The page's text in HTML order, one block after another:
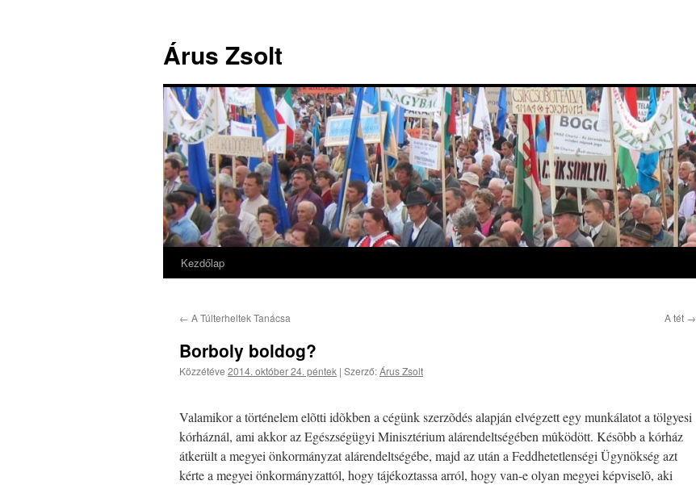
Árus Zsolt
Kilépés
tartalomba
Kezdőlap
← A Túlterheltek Tanácsa A tét →
Borboly boldog?
Közzétéve 2014. október 24. péntek | Szerző:Árus Zsolt
Valamikor a történelem elõtti idõkben a cégünk szerzõdés alapján elvégzett egy munkálatot a tölgyesi
kórháznál, ami akkor az Egészségügyi Minisztérium alárendeltségében mûködött. Késõbb a kórház
átkerült a megyei önkormányzat alárendeltségébe, majd az után a Feddhetetlenségi Ügynökség azt
kérte a megyei önkormányzattól, hogy tájékoztassa arról, hogy van-e olyan megyei képviselõ, aki